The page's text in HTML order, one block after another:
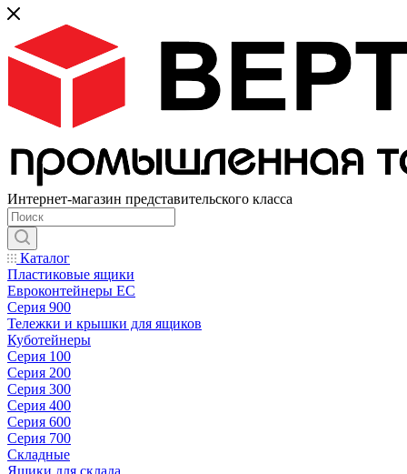
Интернет-магазин представительского класса
Каталог
Пластиковые ящики
Евроконтейнеры ЕС
Серия 900
Тележки и крышки для ящиков
Куботейнеры
Серия 100
Серия 200
Серия 300
Серия 400
Серия 600
Серия 700
Складные
Ящики для склада